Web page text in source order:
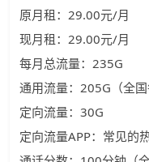
原月租：29.00元/月
现月租：29.00元/月
每月总流量：235G
通用流量：205G（全国
定向流量：30G
定向流量APP：常见的